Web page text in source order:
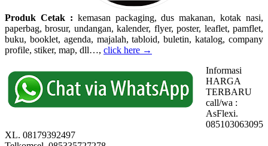
Produk Cetak : kemasan packaging, dus makanan, kotak nasi,
paperbag, brosur, undangan, kalender, flyer, poster, leaflet, pamflet,
buku, booklet, agenda, majalah, tabloid, buletin, katalog, company
profile, stiker, map, dll…, click here →
Informasi
HARGA
TERBARU
call/wa :
AsFlexi.
085103063095
XL. 08179392497